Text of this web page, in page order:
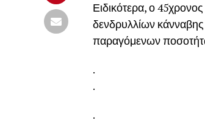
Ειδικότερα, ο
δενδρυλλίων
παραγόμενων
.
.
.